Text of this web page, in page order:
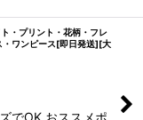
・プリント・花柄・フレ
・ワンピース[即日発送][大